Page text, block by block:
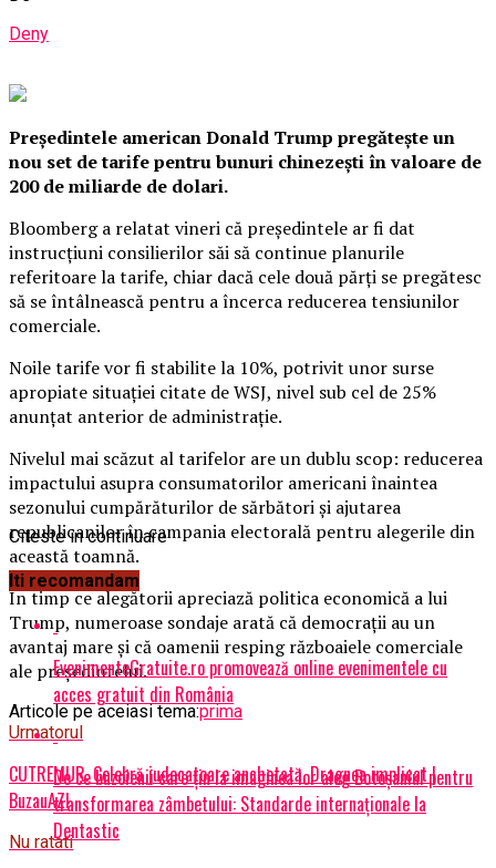
Deny
Preşedintele american Donald Trump pregăteşte un
nou set de tarife pentru bunuri chinezeşti în valoare de
200 de miliarde de dolari.
Bloomberg a relatat vineri că preşedintele ar fi dat
instrucţiuni consilierilor săi să continue planurile
referitoare la tarife, chiar dacă cele două părţi se pregătesc
să se întâlnească pentru a încerca reducerea tensiunilor
comerciale.
Noile tarife vor fi stabilite la 10%, potrivit unor surse
apropiate situaţiei citate de WSJ, nivel sub cel de 25%
anunţat anterior de administraţie.
Nivelul mai scăzut al tarifelor are un dublu scop: reducerea
impactului asupra consumatorilor americani înaintea
sezonului cumpărăturilor de sărbători şi ajutarea
republicanilor în campania electorală pentru alegerile din
această toamnă.
În timp ce alegătorii apreciază politica economică a lui
Trump, numeroase sondaje arată că democraţii au un
avantaj mare şi că oamenii resping războaiele comerciale
ale preşedintelui.
Articole pe aceiasi tema:prima
Urmatorul
CUTREMUR. Celebră judecatoare anchetată. Dragnea implicat |
BuzauAZI
Nu ratati
Citeste in continuare
Iti recomandam
EvenimenteGratuite.ro promovează online evenimentele cu
acces gratuit din România
De ce buzoienii care țin la imaginea lor aleg Botoșaniul pentru
transformarea zâmbetului: Standarde internaționale la
Dentastic